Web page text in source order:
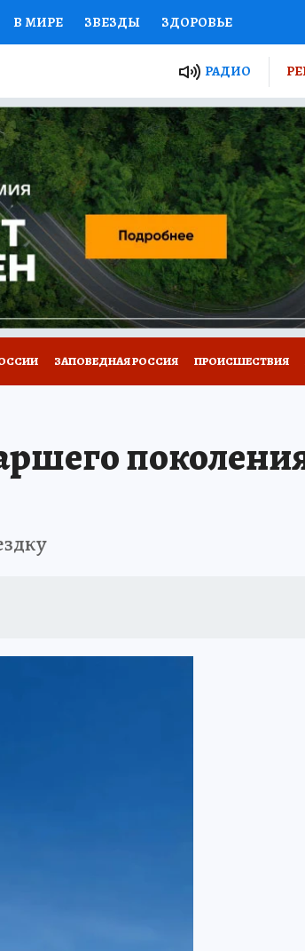
В МИРЕ ЗВЕЗДЫ ЗДОРОВЬЕ
ПРОЕКТЫ РОССИИ
ЖЕНСКИЕ СЕКРЕТЫ
ДЕФИЦИТ ЖЕЛЕЗА ТУРИЗМ
РАБОТА У НАС ГИД ПОТРЕБИТЕЛЯ ВСЕ
РАДИО
ЗАПОВЕДНАЯ РОССИЯ ПРОИСШЕСТВИЯ